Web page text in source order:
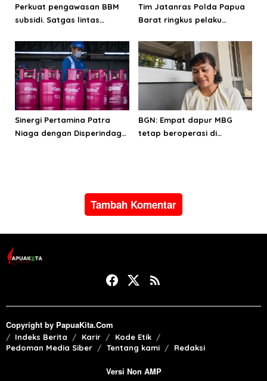
Perkuat pengawasan BBM
subsidi. Satgas lintas
penyalahgunaan di
Manokwari
Tim Jatanras Polda Papua
Barat ringkus pelaku
Sinergi Pertamina Patra
Niaga dengan Disperindag
BGN: Empat dapur MBG
tetap beroperasi di
Tambah Komentar
Copyright by PapuaKita.Com
Indeks Berita Karir
Kode Etik
Pedoman Media Siber
Tentang kami Redaksi
Versi Non AMP